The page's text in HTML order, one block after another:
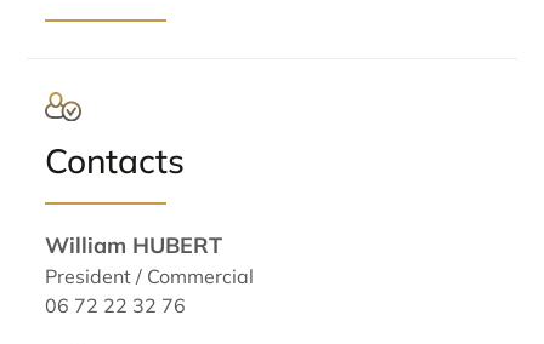
Contacts
William HUBERT
President / Commercial
06 72 22 32 76